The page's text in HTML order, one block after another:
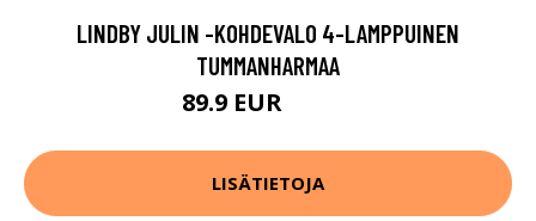
LINDBY JULIN -KOHDEVALO 4-LAMPPUINEN
TUMMANHARMAA
89.9 EUR
LISÄTIETOJA